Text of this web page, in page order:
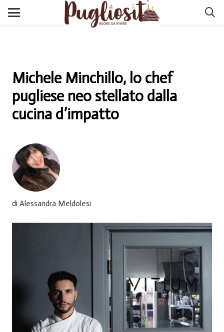
Michele Minchillo, lo chef
pugliese neo stellato dalla
cucina d’impatto
di Alessandra Meldolesi